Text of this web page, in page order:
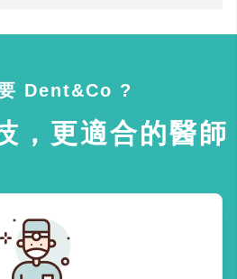
Dent&Co ?
，更適合的醫師